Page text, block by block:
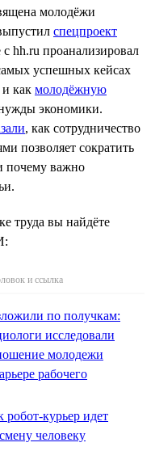
молодёжи
спецпроект
с hh.ru проанализировал
успешных кейсах
и как молодёжную
экономики.
, как сотрудничество
позволяет сократить
почему важно
труда вы найдёте
и ссылка
по получкам:
исследовали
молодежи
рабочего
робот-курьер идет
человеку